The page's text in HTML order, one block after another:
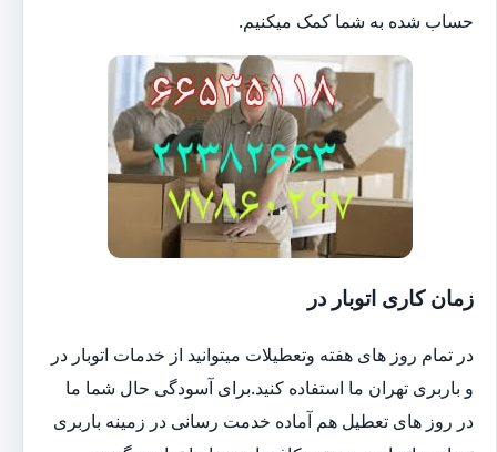
حساب شده به شما کمک میکنیم.
زمان کاری اتوبار در
در تمام روز های هفته وتعطیلات میتوانید از خدمات اتوبار در
و باربری تهران ما استفاده کنید.برای آسودگی حال شما ما
در روز های تعطیل هم آماده خدمت رسانی در زمینه باربری